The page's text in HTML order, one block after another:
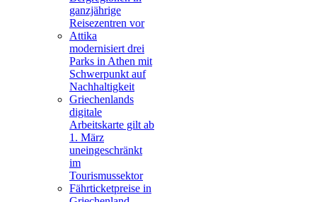
ganzjährige
Reisezentren vor
Attika
modernisiert drei
Parks in Athen mit
Schwerpunkt auf
Nachhaltigkeit
Griechenlands
digitale
Arbeitskarte gilt ab
1. März
uneingeschränkt
im
Tourismussektor
Fährticketpreise in